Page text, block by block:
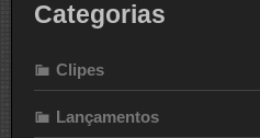
Categorias
Clipes
Lançamentos